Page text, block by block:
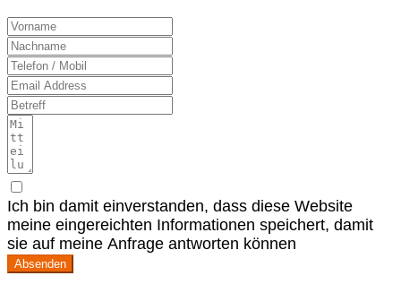
Ich bin damit einverstanden, dass diese Website
meine eingereichten Informationen speichert, damit
sie auf meine Anfrage antworten können
Absenden